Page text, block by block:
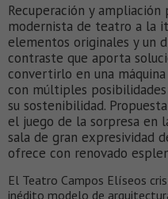
Recuperación y
modernista de teatro a la
elementos originales y un
contraste que aporta
convertirlo en una
con múltiples
su sostenibilidad.
el juego de la sorpresa en
sala de gran expresividad
ofrece con renovado
El Teatro Campos Elíseos
inédito modelo de